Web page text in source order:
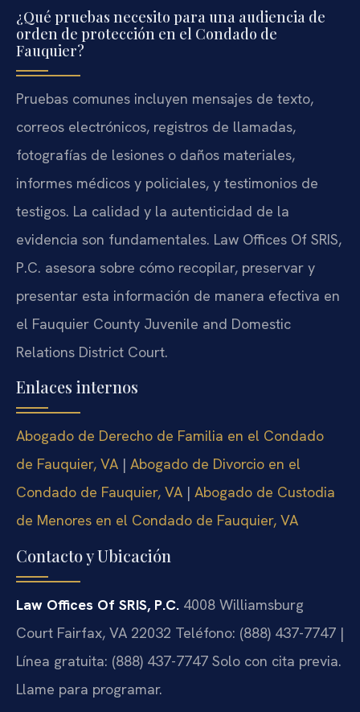
¿Qué pruebas necesito para una audiencia de
orden de protección en el Condado de
Fauquier?
Pruebas comunes incluyen mensajes de texto,
correos electrónicos, registros de llamadas,
fotografías de lesiones o daños materiales,
informes médicos y policiales, y testimonios de
testigos. La calidad y la autenticidad de la
evidencia son fundamentales. Law Offices Of SRIS,
P.C. asesora sobre cómo recopilar, preservar y
presentar esta información de manera efectiva en
el Fauquier County Juvenile and Domestic
Relations District Court.
Enlaces internos
Abogado de Derecho de Familia en el Condado
de Fauquier, VA | Abogado de Divorcio en el
Condado de Fauquier, VA | Abogado de Custodia
de Menores en el Condado de Fauquier, VA
Contacto y Ubicación
Law Offices Of SRIS, P.C. 4008 Williamsburg
Court Fairfax, VA 22032 Teléfono: (888) 437-7747 |
Línea gratuita: (888) 437-7747 Solo con cita previa.
Llame para programar.